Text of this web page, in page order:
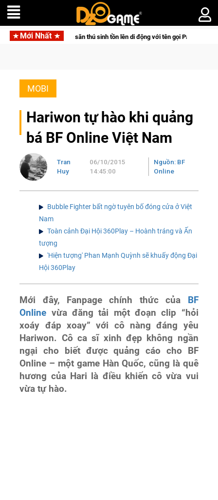
Mới Nhất
bom tấn săn thú sinh tồn lên di động với tên gọi Palworld Online
MOBI
Hariwon tự hào khi quảng
bá BF Online Việt Nam
Tran
Huy
06/10/2015
14:45:00
Nguồn: BF
Online
Bubble Fighter bất ngờ tuyên bố đóng cửa ở Việt
Nam
Toàn cảnh Đại Hội 360Play – Hoành tráng và Ấn
tượng
'Hiện tượng' Phan Mạnh Quỳnh sẽ khuấy động Đại
Hội 360Play
Mới đây, Fanpage chính thức của BF
Online vừa đăng tải một đoạn clip “hỏi
xoáy đáp xoay” với cô nàng đáng yêu
Hariwon. Cô ca sĩ xinh đẹp không ngần
ngại cho biết được quảng cáo cho BF
Online – một game Hàn Quốc, cũng là quê
hương của Hari là điều khiến cô vừa vui
vừa tự hào.